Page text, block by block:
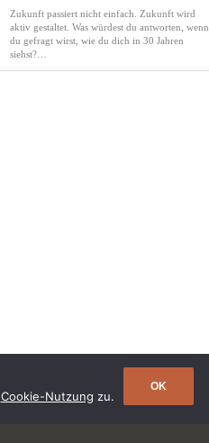
Zukunft passiert nicht einfach. Zukunft wird
aktiv gestaltet. Was würdest du antworten, wenn
du gefragt wirst, wie du dich in 30 Jahren
siehst?…
Cookie-Nutzung zu.
OK